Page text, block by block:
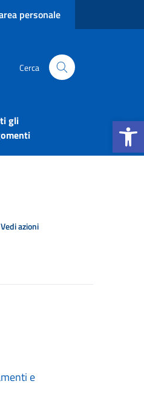
Apri la
personale
Cerca
gli
Vedi azioni
e